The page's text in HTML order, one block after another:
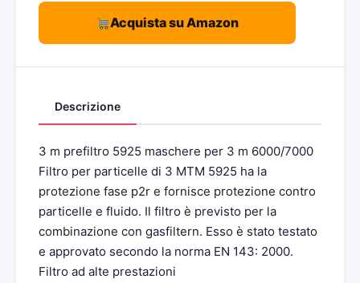
Acquista su Amazon
Descrizione
3 m prefiltro 5925 maschere per 3 m 6000/7000
Filtro per particelle di 3 MTM 5925 ha la
protezione fase p2r e fornisce protezione contro
particelle e fluido. Il filtro è previsto per la
combinazione con gasfiltern. Esso è stato testato
e approvato secondo la norma EN 143: 2000.
Filtro ad alte prestazioni